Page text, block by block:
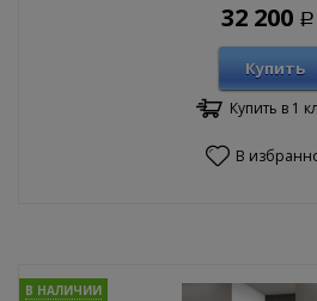
32 200 Р
Купить
Купить в 1
В
В НАЛИЧИИ